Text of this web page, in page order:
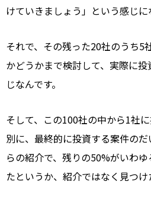
けていきましょう」という感じに
それで、その残った20社のうち5
かどうかまで検討して、実際に
じなんです。
そして、この100社の中から1社
別に、最終的に投資する案件の
らの紹介で、残りの50%がいわ
たというか、紹介ではなく見つけ